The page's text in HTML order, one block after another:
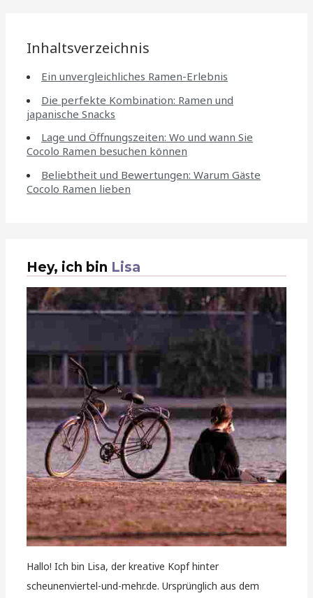
Inhaltsverzeichnis
Ein unvergleichliches Ramen-Erlebnis
Die perfekte Kombination: Ramen und
japanische Snacks
Lage und Öffnungszeiten: Wo und wann Sie
Cocolo Ramen besuchen können
Beliebtheit und Bewertungen: Warum Gäste
Cocolo Ramen lieben
Hey, ich bin Lisa
Hallo! Ich bin Lisa, der kreative Kopf hinter
scheunenviertel-und-mehr.de. Ursprünglich aus dem